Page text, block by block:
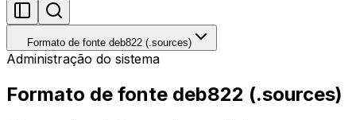
Formato de fonte deb822 (.sources)
Administração do sistema
Formato de fonte deb822 (.sources)